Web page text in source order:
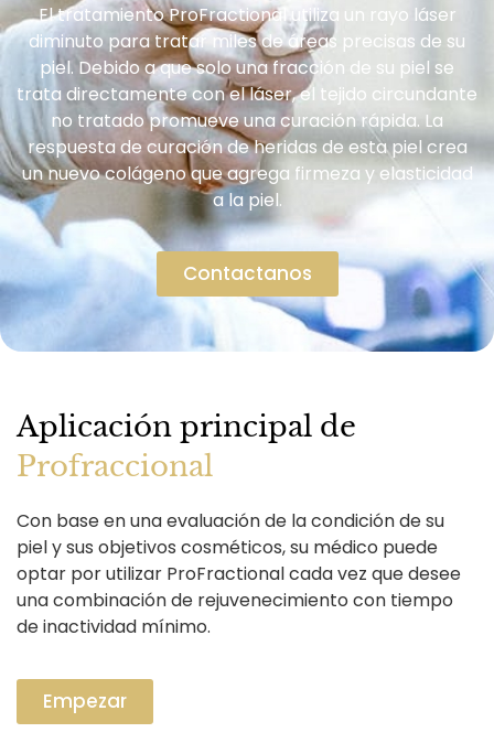
El tratamiento ProFractional utiliza un rayo láser
diminuto para tratar miles de áreas precisas de su
piel. Debido a que solo una fracción de su piel se
trata directamente con el láser, el tejido circundante
no tratado promueve una curación rápida. La
respuesta de curación de heridas de esta piel crea
un nuevo colágeno que agrega firmeza y elasticidad
a la piel.
Contactanos
Aplicación principal de
Profraccional
Con base en una evaluación de la condición de su
piel y sus objetivos cosméticos, su médico puede
optar por utilizar ProFractional cada vez que desee
una combinación de rejuvenecimiento con tiempo
de inactividad mínimo.
Empezar